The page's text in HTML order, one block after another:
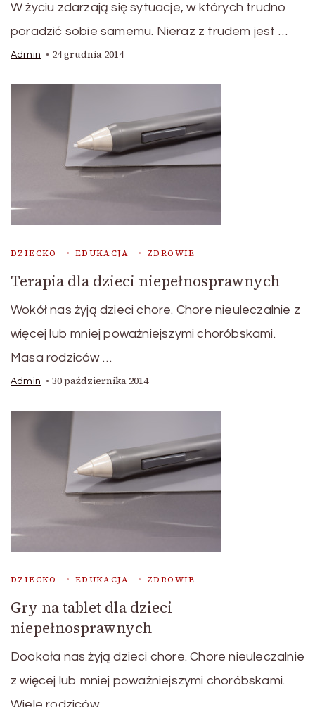
W życiu zdarzają się sytuacje, w których trudno
poradzić sobie samemu. Nieraz z trudem jest …
Admin 24 grudnia 2014
DZIECKO EDUKACJA ZDROWIE
Terapia dla dzieci niepełnosprawnych
Wokół nas żyją dzieci chore. Chore nieuleczalnie z
więcej lub mniej poważniejszymi choróbskami.
Masa rodziców …
Admin 30 października 2014
DZIECKO EDUKACJA ZDROWIE
Gry na tablet dla dzieci
niepełnosprawnych
Dookoła nas żyją dzieci chore. Chore nieuleczalnie
z więcej lub mniej poważniejszymi choróbskami.